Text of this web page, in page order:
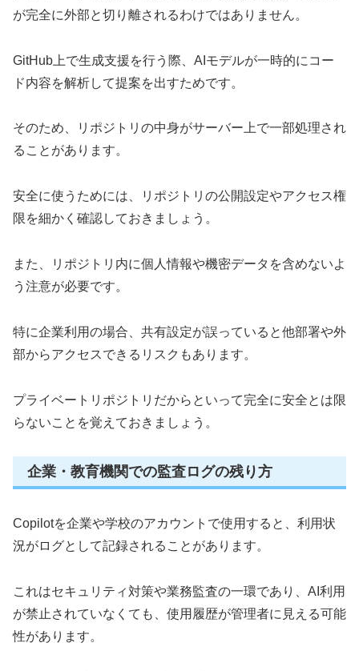
が完全に外部と切り離されるわけではありません。
GitHub上で生成支援を行う際、AIモデルが一時的にコー
ド内容を解析して提案を出すためです。
そのため、リポジトリの中身がサーバー上で一部処理され
ることがあります。
安全に使うためには、リポジトリの公開設定やアクセス権
限を細かく確認しておきましょう。
また、リポジトリ内に個人情報や機密データを含めないよ
う注意が必要です。
特に企業利用の場合、共有設定が誤っていると他部署や外
部からアクセスできるリスクもあります。
プライベートリポジトリだからといって完全に安全とは限
らないことを覚えておきましょう。
企業・教育機関での監査ログの残り方
Copilotを企業や学校のアカウントで使用すると、利用状
況がログとして記録されることがあります。
これはセキュリティ対策や業務監査の一環であり、AI利用
が禁止されていなくても、使用履歴が管理者に見える可能
性があります。